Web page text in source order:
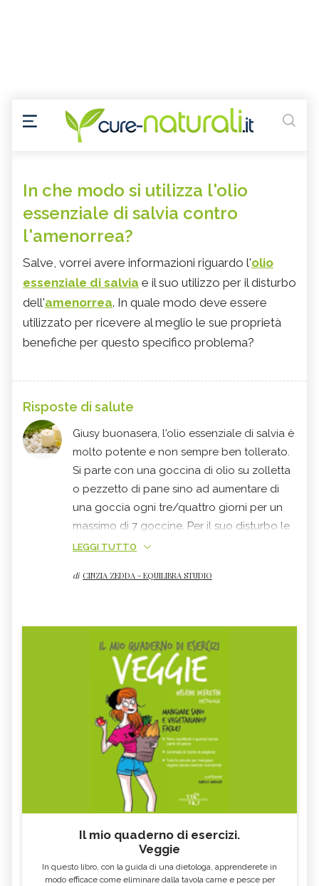
In che modo si utilizza l'olio
essenziale di salvia contro
l'amenorrea?
Salve, vorrei avere informazioni riguardo l'olio
essenziale di salvia e il suo utilizzo per il disturbo
dell'amenorrea. In quale modo deve essere
utilizzato per ricevere al meglio le sue proprietà
benefiche per questo specifico problema?
Risposte di salute
Giusy buonasera, l'olio essenziale di salvia è
molto potente e non sempre ben tollerato.
Si parte con una goccina di olio su zolletta
o pezzetto di pane sino ad aumentare di
una goccia ogni tre/quattro giorni per un
massimo di 7 goccine. Per il suo disturbo le
consiglio di aggiungere il
genere questo trattamento agisce
questo periodo non succede nulla mi
contatti. Cordiali saluti Cinzia Zedda
naturopata-scrittrice
LEGGI TUTTO
di CINZIA ZEDDA - EQUILIBRA STUDIO
Il mio quaderno di esercizi.
Veggie
In questo libro, con la guida di una dietologa, apprenderete in
modo efficace come eliminare dalla tavola carne e pesce per